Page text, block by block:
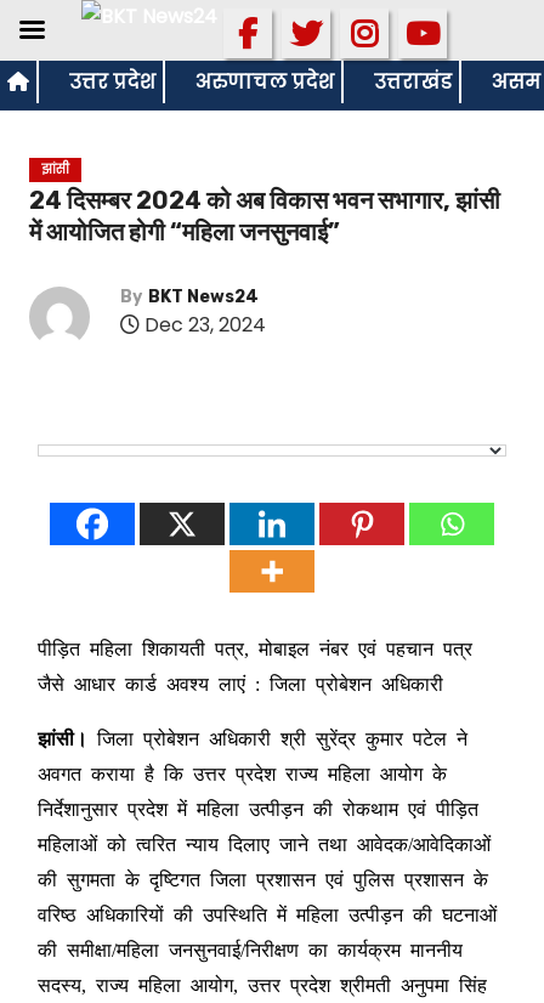
S
k
उत्तर प्रदेश अरुणाचल प्रदेश उत्तराखंड असम
झांसी
24 दिसम्बर 2024 को अब विकास भवन सभागार, झांसी
में आयोजित होगी “महिला जनसुनवाई”
By BKT News24
Dec 23, 2024
पीड़ित महिला शिकायती पत्र, मोबाइल नंबर एवं पहचान पत्र
जैसे आधार कार्ड अवश्य लाएं : जिला प्रोबेशन अधिकारी
झांसी। जिला प्रोबेशन अधिकारी श्री सुरेंद्र कुमार पटेल ने
अवगत कराया है कि उत्तर प्रदेश राज्य महिला आयोग के
निर्देशानुसार प्रदेश में महिला उत्पीड़न की रोकथाम एवं पीड़ित
महिलाओं को त्वरित न्याय दिलाए जाने तथा आवेदक/आवेदिकाओं
की सुगमता के दृष्टिगत जिला प्रशासन एवं पुलिस प्रशासन के
वरिष्ठ अधिकारियों की उपस्थिति में महिला उत्पीड़न की घटनाओं
की समीक्षा/महिला जनसुनवाई/निरीक्षण का कार्यक्रम माननीय
सदस्य, राज्य महिला आयोग, उत्तर प्रदेश श्रीमती अनुपमा सिंह